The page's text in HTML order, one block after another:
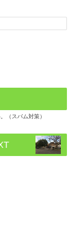
（スパム対策）